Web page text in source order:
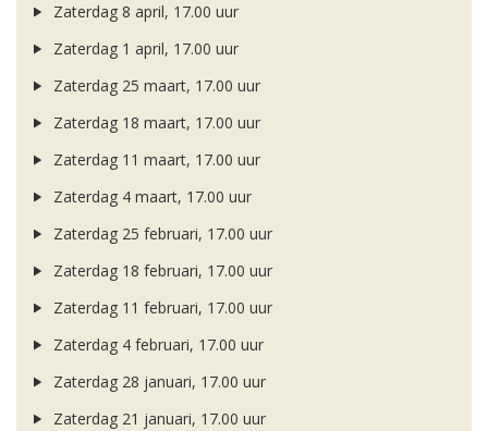
Zaterdag 8 april, 17.00 uur
Zaterdag 1 april, 17.00 uur
Zaterdag 25 maart, 17.00 uur
Zaterdag 18 maart, 17.00 uur
Zaterdag 11 maart, 17.00 uur
Zaterdag 4 maart, 17.00 uur
Zaterdag 25 februari, 17.00 uur
Zaterdag 18 februari, 17.00 uur
Zaterdag 11 februari, 17.00 uur
Zaterdag 4 februari, 17.00 uur
Zaterdag 28 januari, 17.00 uur
Zaterdag 21 januari, 17.00 uur